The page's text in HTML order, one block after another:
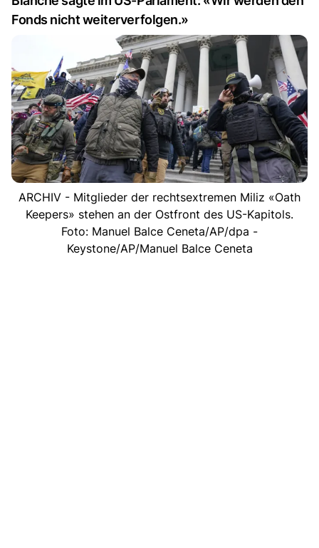
Fonds nicht weiterverfolgen.»
ARCHIV - Mitglieder der rechtsextremen Miliz «Oath
Keepers» stehen an der Ostfront des US-Kapitols.
Foto: Manuel Balce Ceneta/AP/dpa -
Keystone/AP/Manuel Balce Ceneta